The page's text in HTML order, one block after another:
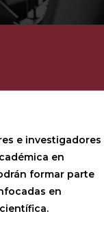
e investigadores
en
formar parte
en